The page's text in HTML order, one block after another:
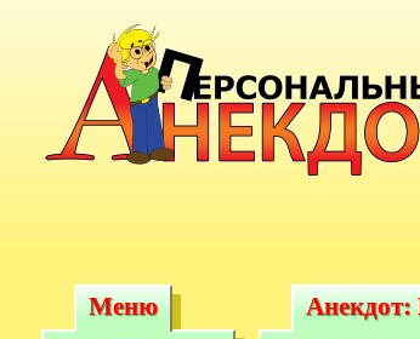
Меню
Меню Анекдот: